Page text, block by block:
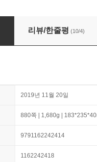
언스 스쿨 수학 편
리뷰/한줄평 (10/4)
2019년 11월 20일
880쪽 | 1,680g |
9791162242414
1162242418